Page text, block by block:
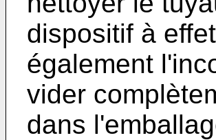
dispositif à
également
vider
dans